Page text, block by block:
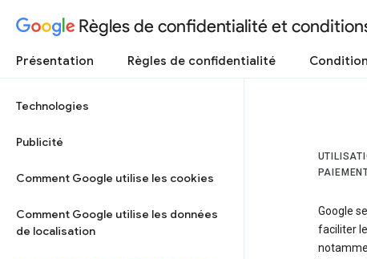
Règles de confidentialité et
Présentation Règles de confidentialité
Technologies
Publicité
Comment Google utilise les cookies
Comment Google utilise les données
de localisation
Google
faciliter